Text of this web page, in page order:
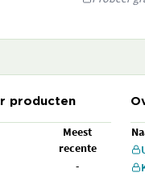
producten
Meest
recente
-